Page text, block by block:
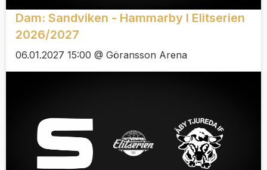
Dam: Sandviken - Hammarby I Elitserien
2026/2027
06.01.2027 15:00 @ Göransson Arena